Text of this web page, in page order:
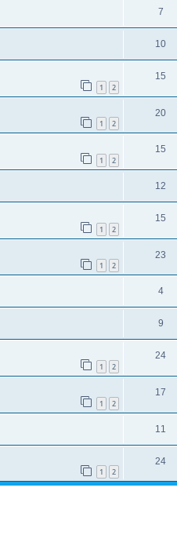
7
10
1 2
15
1 2
20
1 2
15
12
1 2
15
1 2
23
4
9
1 2
24
1 2
17
11
1 2
24